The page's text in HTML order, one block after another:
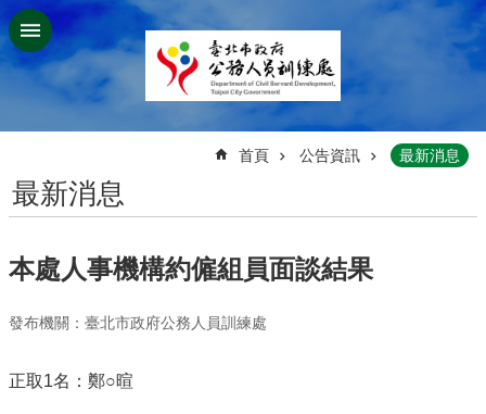
跳到主要內容區塊
首頁 公告資訊 最新消息
最新消息
本處人事機構約僱組員面談結果
發布機關：臺北市政府公務人員訓練處
正取1名：鄭○暄